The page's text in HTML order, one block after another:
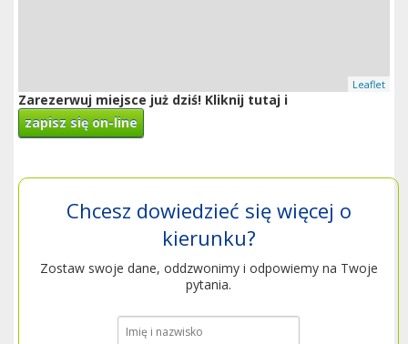
Leaflet
Zarezerwuj miejsce już dziś! Kliknij tutaj i
zapisz się on-line
Chcesz dowiedzieć się więcej o
kierunku?
Zostaw swoje dane, oddzwonimy i odpowiemy na Twoje
pytania.